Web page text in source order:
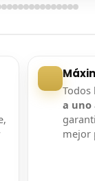
Todos
a uno
mejor